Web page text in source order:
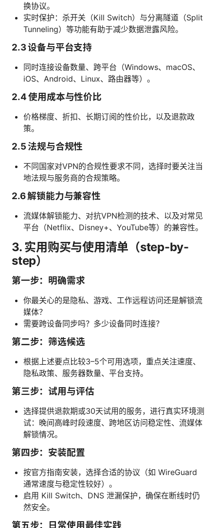
换协议。
实时保护：杀开关（Kill Switch）与分离隧道（Split
Tunneling）等功能有助于减少数据泄露风险。
2.3 设备与平台支持
同时连接设备数量、跨平台（Windows、macOS、
iOS、Android、Linux、路由器等）。
2.4 使用成本与性价比
价格梯度、折扣、长期订阅的性价比，以及退款政
策。
2.5 法规与合规性
不同国家对VPN的合规性要求不同，选择时要关注当
地法规与服务商的合规策略。
2.6 解锁能力与兼容性
流媒体解锁能力、对抗VPN检测的技术、以及对常见
平台（Netflix、Disney+、YouTube等）的兼容性。
3. 实用购买与使用清单（step-by-
step）
第一步：明确需求
你最关心的是隐私、游戏、工作远程访问还是解锁流
媒体？
需要跨设备同步吗？多少设备同时连接？
第二步：筛选候选
根据上述要点比较3–5个可用选项，重点关注速度、
隐私政策、服务器数量、平台支持。
第三步：试用与评估
选择提供退款期或30天试用的服务，进行真实环境测
试：晚间高峰时段速度、跨地区访问稳定性、流媒体
解锁情况。
第四步：安装配置
按官方指南安装，选择合适的协议（如 WireGuard
通常速度与稳定性较好）。
启用 Kill Switch、DNS 泄漏保护，确保在断线时仍
然安全。
第五步：日常使用最佳实践